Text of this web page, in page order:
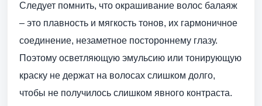
Следует помнить, что окрашивание волос балаяж
– это плавность и мягкость тонов, их гармоничное
соединение, незаметное постороннему глазу.
Поэтому осветляющую эмульсию или тонирующую
краску не держат на волосах слишком долго,
чтобы не получилось слишком явного контраста.